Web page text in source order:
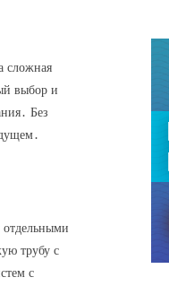
сложная
выбор и
Без
отдельными
трубу с
с